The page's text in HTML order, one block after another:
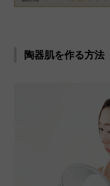
陶器肌を作る方法